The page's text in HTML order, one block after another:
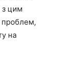
з цим
проблем,
на